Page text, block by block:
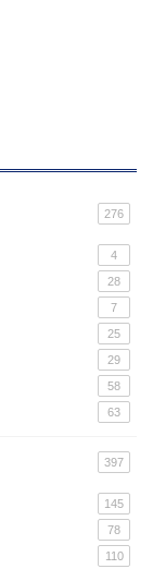
276
4
28
7
25
29
58
63
397
145
78
110